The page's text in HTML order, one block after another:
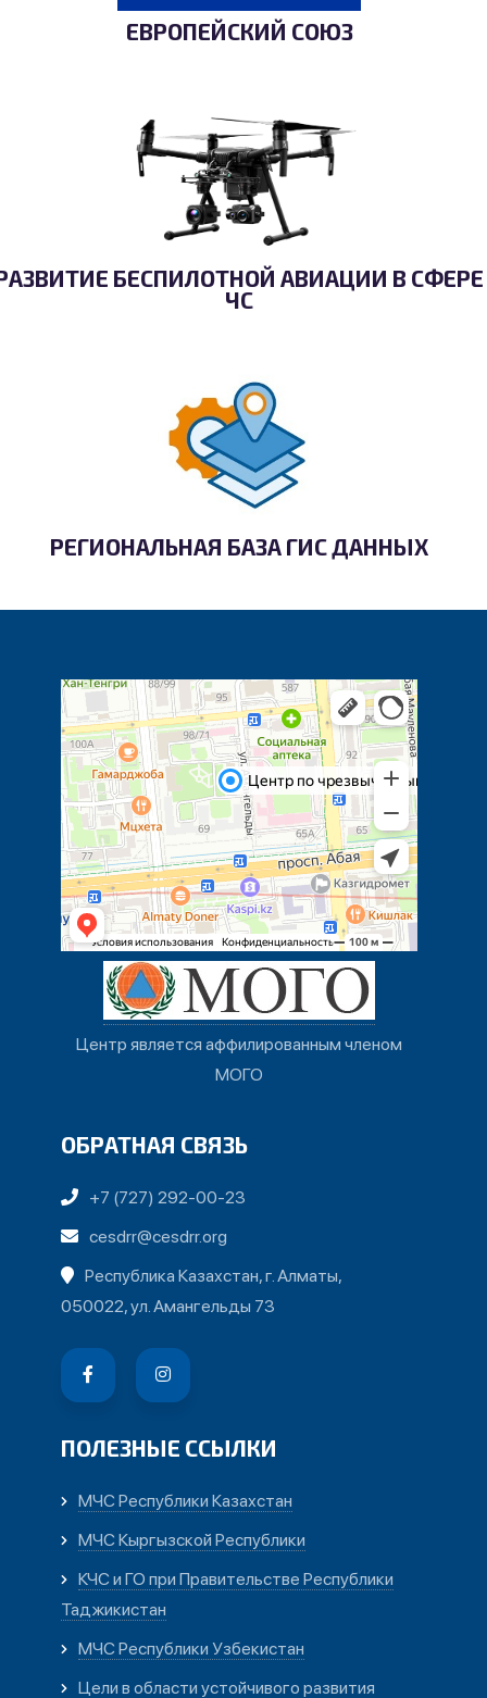
ЕВРОПЕЙСКИЙ СОЮЗ
БЕСПИЛОТНОЙ АВИАЦИИ В СФЕРЕ
ЧС
РЕГИОНАЛЬНАЯ БАЗА ГИС ДАННЫХ
Центр является аффилированным членом
МОГО
ОБРАТНАЯ СВЯЗЬ
+7 (727) 292-00-23
cesdrr@cesdrr.org
Республика Казахстан, г. Алматы,
050022, ул. Амангельды 73
ПОЛЕЗНЫЕ ССЫЛКИ
МЧС Республики Казахстан
МЧС Кыргызской Республики
КЧС и ГО при Правительстве Республики
Таджикистан
МЧС Республики Узбекистан
Цели в области устойчивого развития